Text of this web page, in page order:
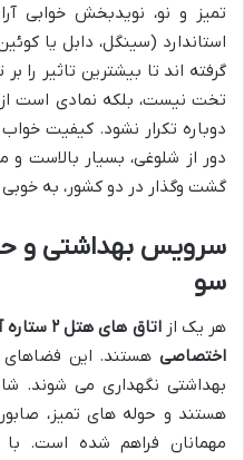
تمیز و نو، نویدبخش خوابی
استاندارد (سینگل، دابل یا
گرفته اند تا بیشترین تاثیر را
تخت نیست، بلکه نمادی است از
دوباره تکرار نشود. کیفیت
دور از شلوغی، بسیار بالاست
گشت وگذار در دو کشور، به
سرویس بهداشتی و
سو
هر یک ازاتاق های هتل ۲ ستاره آربز
اختصاصی هستند. این فضاهای
بهداشتی نگهداری می شوند.
هستند و حوله های تمیز،
مهمانان فراهم شده است. با